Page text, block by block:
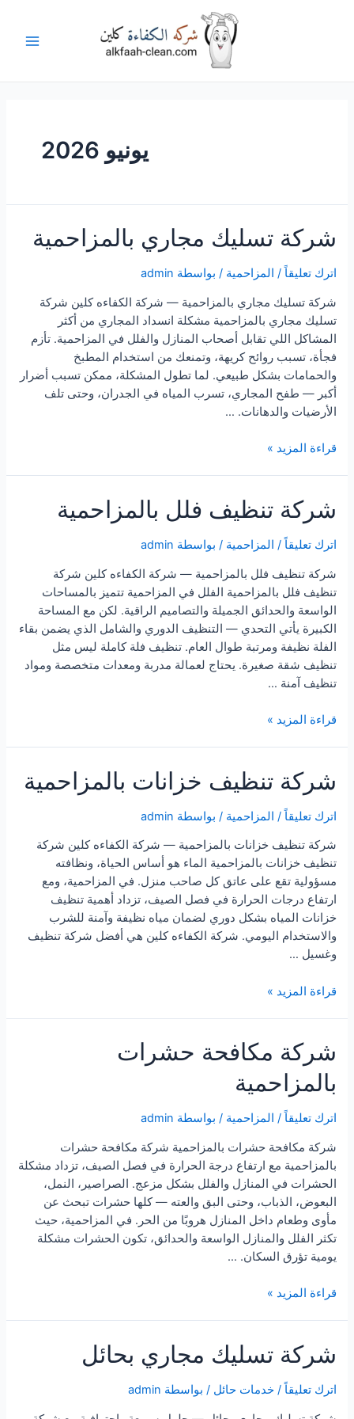
يونيو 2026
شركة تسليك مجاري بالمزاحمية
اترك تعليقاً / المزاحمية / بواسطة admin
شركة تسليك مجاري بالمزاحمية — شركة الكفاءه كلين شركة
تسليك مجاري بالمزاحمية مشكلة انسداد المجاري من أكثر
المشاكل اللي تقابل أصحاب المنازل والفلل في المزاحمية. تأزم
فجأة، تسبب روائح كريهة، وتمنعك من استخدام المطبخ
والحمامات بشكل طبيعي. لما تطول المشكلة، ممكن تسبب أضرار
أكبر — طفح المجاري، تسرب المياه في الجدران، وحتى تلف
الأرضيات والدهانات. …
شركة
بالمزاحمية
قراءة المزيد »
شركة تنظيف فلل بالمزاحمية
اترك تعليقاً / المزاحمية / بواسطة admin
شركة تنظيف فلل بالمزاحمية — شركة الكفاءه كلين شركة
تنظيف فلل بالمزاحمية الفلل في المزاحمية تتميز بالمساحات
الواسعة والحدائق الجميلة والتصاميم الراقية. لكن مع المساحة
الكبيرة يأتي التحدي — التنظيف الدوري والشامل الذي يضمن بقاء
الفلة نظيفة ومرتبة طوال العام. تنظيف فلة كاملة ليس مثل
تنظيف شقة صغيرة. يحتاج لعمالة مدربة ومعدات متخصصة ومواد
تنظيف آمنة …
شركة
بالمزاحمية
قراءة المزيد »
شركة تنظيف خزانات بالمزاحمية
اترك تعليقاً / المزاحمية / بواسطة admin
شركة تنظيف خزانات بالمزاحمية — شركة الكفاءه كلين شركة
تنظيف خزانات بالمزاحمية الماء هو أساس الحياة، ونظافته
مسؤولية تقع على عاتق كل صاحب منزل. في المزاحمية، ومع
ارتفاع درجات الحرارة في فصل الصيف، تزداد أهمية تنظيف
خزانات المياه بشكل دوري لضمان مياه نظيفة وآمنة للشرب
والاستخدام اليومي. شركة الكفاءه كلين هي أفضل شركة تنظيف
وغسيل …
شركة
بالمزاحمية
قراءة المزيد »
شركة مكافحة حشرات
بالمزاحمية
اترك تعليقاً / المزاحمية / بواسطة admin
شركة مكافحة حشرات بالمزاحمية شركة مكافحة حشرات
بالمزاحمية مع ارتفاع درجة الحرارة في فصل الصيف، تزداد مشكلة
الحشرات في المنازل والفلل بشكل مزعج. الصراصير، النمل،
البعوض، الذباب، وحتى البق والعته — كلها حشرات تبحث عن
مأوى وطعام داخل المنازل هروبًا من الحر. في المزاحمية، حيث
تكثر الفلل والمنازل الواسعة والحدائق، تكون الحشرات مشكلة
يومية تؤرق السكان. …
شركة
بالمزاحمية
قراءة المزيد »
شركة تسليك مجاري بحائل
اترك تعليقاً /خدمات حائل / بواسطة admin